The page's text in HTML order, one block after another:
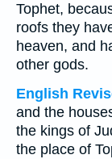
Tophet,
roofs they
heaven, and
other gods.
English
and the
the kings of
the place of